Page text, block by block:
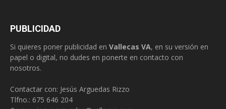
PUBLICIDAD
Si quieres poner publicidad en Vallecas VA, en su versión en
papel o digital, no dudes en ponerte en contacto con
nosotros.
Contactar con: Jesús Arguedas Rizzo
Tlfno.: 675 646 204